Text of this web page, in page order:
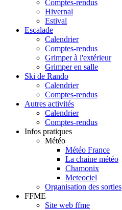
Comptes-rendus
Hivernal
Estival
Escalade
Calendrier
Comptes-rendus
Grimper à l'extérieur
Grimper en salle
Ski de Rando
Calendrier
Comptes-rendus
Autres activités
Calendrier
Comptes-rendus
Infos pratiques
Météo
Météo France
La chaine météo
Chamonix
Meteociel
Organisation des sorties
FFME
Site web ffme